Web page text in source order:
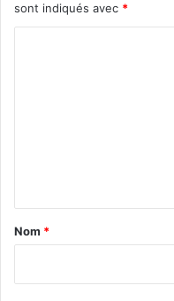
sont indiqués avec *
a
Nom *